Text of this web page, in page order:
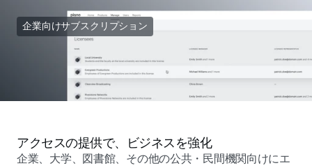
企業向けサブスクリプション
アクセスの提供で、ビジネスを強化
企業、大学、図書館、その他の公共・民間機関向けにエ